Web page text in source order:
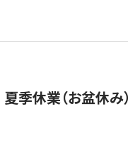
夏季休業（お盆休み